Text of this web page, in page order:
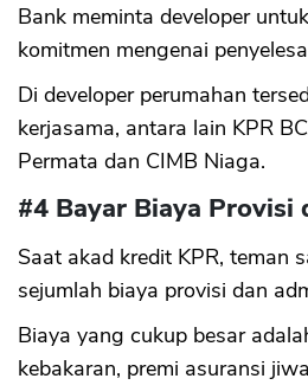
Bank meminta developer
komitmen mengenai
Di developer perumahan
kerjasama, antara lain KPR
Permata dan CIMB Niaga.
#4 Bayar Biaya Provisi
Saat akad kredit KPR, teman
sejumlah biaya provisi dan
Biaya yang cukup besar
kebakaran, premi asuransi